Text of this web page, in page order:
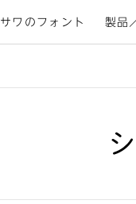
ワのフォント 製品